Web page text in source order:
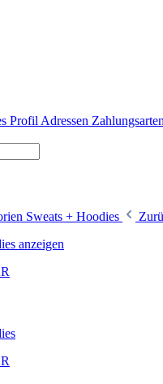
Profil Adressen Zahlungsarten
Sweats + Hoodies
anzeigen